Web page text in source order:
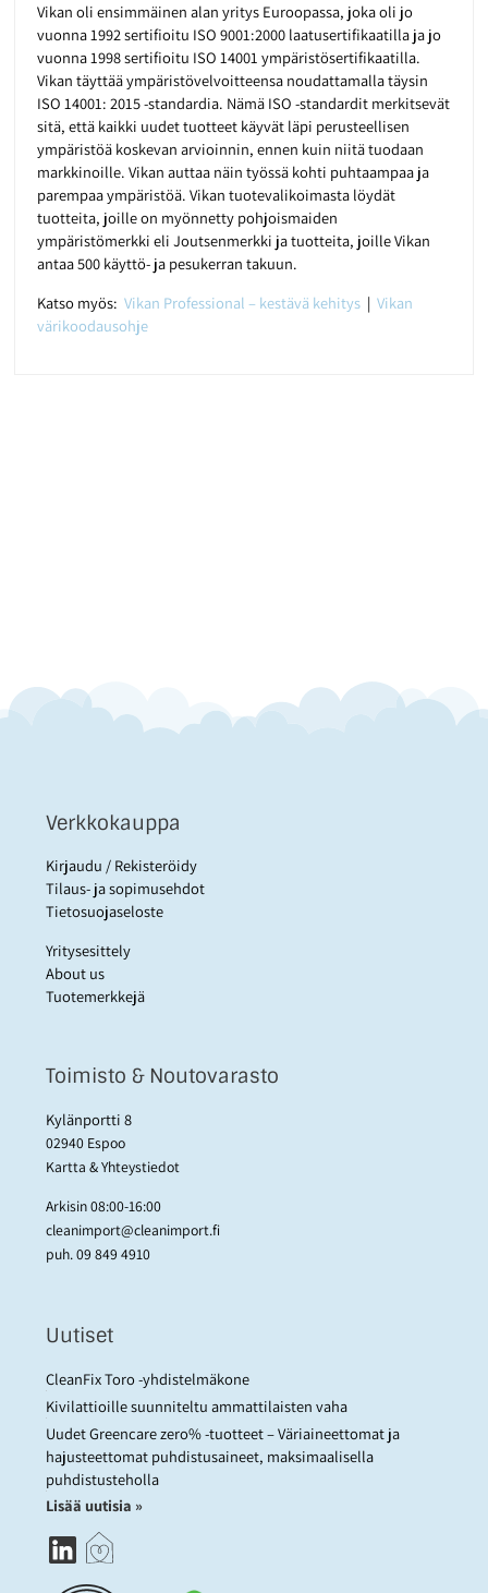
Vikan oli ensimmäinen alan yritys Euroopassa, joka oli jo
vuonna 1992 sertifioitu ISO 9001:2000 laatusertifikaatilla ja jo
vuonna 1998 sertifioitu ISO 14001 ympäristösertifikaatilla.
Vikan täyttää ympäristövelvoitteensa noudattamalla täysin
ISO 14001: 2015 -standardia. Nämä ISO -standardit merkitsevät
sitä, että kaikki uudet tuotteet käyvät läpi perusteellisen
ympäristöä koskevan arvioinnin, ennen kuin niitä tuodaan
markkinoille. Vikan auttaa näin työssä kohti puhtaampaa ja
parempaa ympäristöä. Vikan tuotevalikoimasta löydät
tuotteita, joille on myönnetty pohjoismaiden
ympäristömerkki eli Joutsenmerkki ja tuotteita, joille Vikan
antaa 500 käyttö- ja pesukerran takuun.
Katso myös:Vikan Professional – kestävä kehitys | Vikan
värikoodausohje
Verkkokauppa
Kirjaudu / Rekisteröidy
Tilaus- ja sopimusehdot
Tietosuojaseloste
Yritysesittely
About us
Tuotemerkkejä
Toimisto & Noutovarasto
Kylänportti 8
02940 Espoo
Kartta & Yhteystiedot
Arkisin 08:00-16:00
cleanimport@cleanimport.fi
puh.09 849 4910
Uutiset
CleanFix Toro -yhdistelmäkone
Kivilattioille suunniteltu ammattilaisten vaha
Uudet Greencare zero% -tuotteet – Väriaineettomat ja
hajusteettomat puhdistusaineet, maksimaalisella
puhdistusteholla
Lisää uutisia »